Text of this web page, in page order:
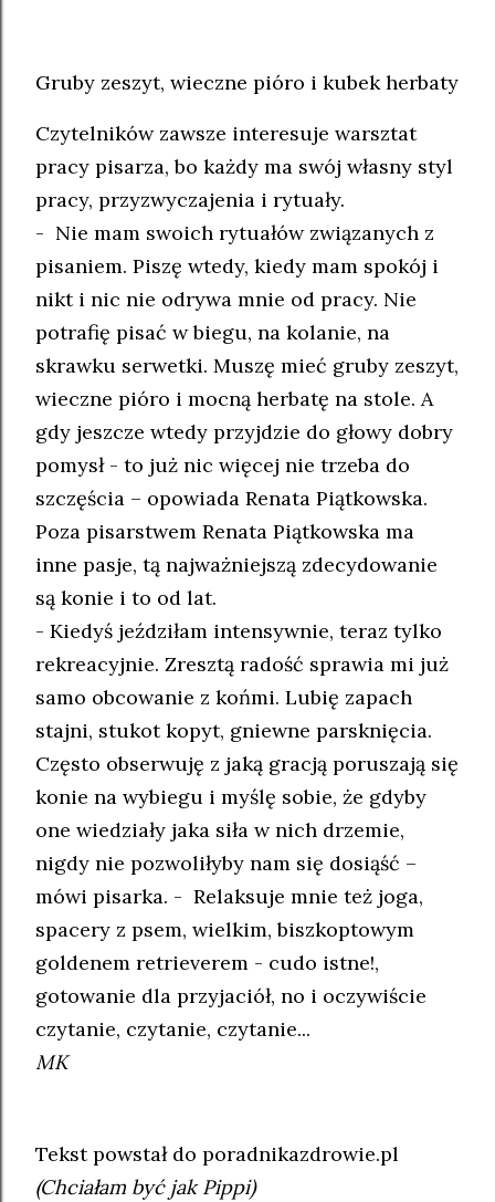
Gruby zeszyt, wieczne pióro i kubek herbaty
Czytelników zawsze interesuje warsztat
pracy pisarza, bo każdy ma swój własny styl
pracy, przyzwyczajenia i rytuały.
- Nie mam swoich rytuałów związanych z
pisaniem. Piszę wtedy, kiedy mam spokój i
nikt i nic nie odrywa mnie od pracy. Nie
potrafię pisać w biegu, na kolanie, na
skrawku serwetki. Muszę mieć gruby zeszyt,
wieczne pióro i mocną herbatę na stole. A
gdy jeszcze wtedy przyjdzie do głowy dobry
pomysł - to już nic więcej nie trzeba do
szczęścia – opowiada Renata Piątkowska.
Poza pisarstwem Renata Piątkowska ma
inne pasje, tą najważniejszą zdecydowanie
są konie i to od lat.
- Kiedyś jeździłam intensywnie, teraz tylko
rekreacyjnie. Zresztą radość sprawia mi już
samo obcowanie z końmi. Lubię zapach
stajni, stukot kopyt, gniewne parsknięcia.
Często obserwuję z jaką gracją poruszają się
konie na wybiegu i myślę sobie, że gdyby
one wiedziały jaka siła w nich drzemie,
nigdy nie pozwoliłyby nam się dosiąść –
mówi pisarka. - Relaksuje mnie też joga,
spacery z psem, wielkim, biszkoptowym
goldenem retrieverem - cudo istne!,
gotowanie dla przyjaciół, no i oczywiście
czytanie, czytanie, czytanie...
MK
Tekst powstał do poradnikazdrowie.pl
(Chciałam być jak Pippi)